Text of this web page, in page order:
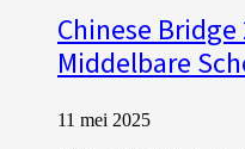
Chinese
Middelbare
11 mei 2025